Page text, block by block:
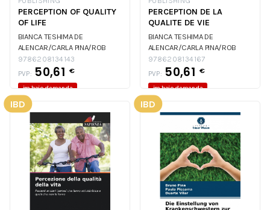
PERCEPTION OF QUALITY
OF LIFE
BIANCA TESHIMA DE
ALENCAR/CARLA PINA/ROB
BIANCA TESHIMA DE
ALENCAR/CARLA PINA/ROB
BIANCA TESHIMA DE
ALENCAR/CARLA PINA/ROB
9786208134143
PVP: 50,61 €
im.bajo demanda
PERCEPTION DE LA
QUALITE DE VIE
BIANCA TESHIMA DE
ALENCAR/CARLA PINA/ROB
BIANCA TESHIMA DE
ALENCAR/CARLA PINA/ROB
BIANCA TESHIMA DE
ALENCAR/CARLA PINA/ROB
9786208134167
PVP: 50,61 €
im.bajo demanda
IBD IBD